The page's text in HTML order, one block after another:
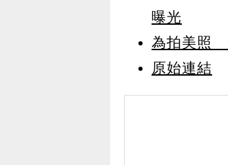
曝光
為拍美照
原始連結